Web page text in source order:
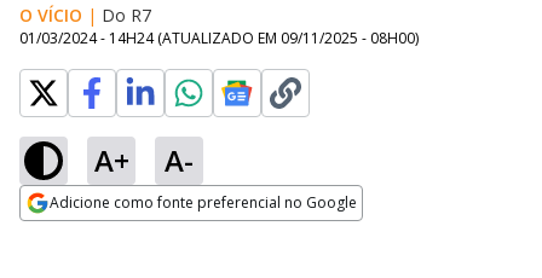
O VÍCIO | Do R7
01/03/2024 - 14H24 (ATUALIZADO EM 09/11/2025 - 08H00)
A+ A-
Adicione como fonte preferencial no Google